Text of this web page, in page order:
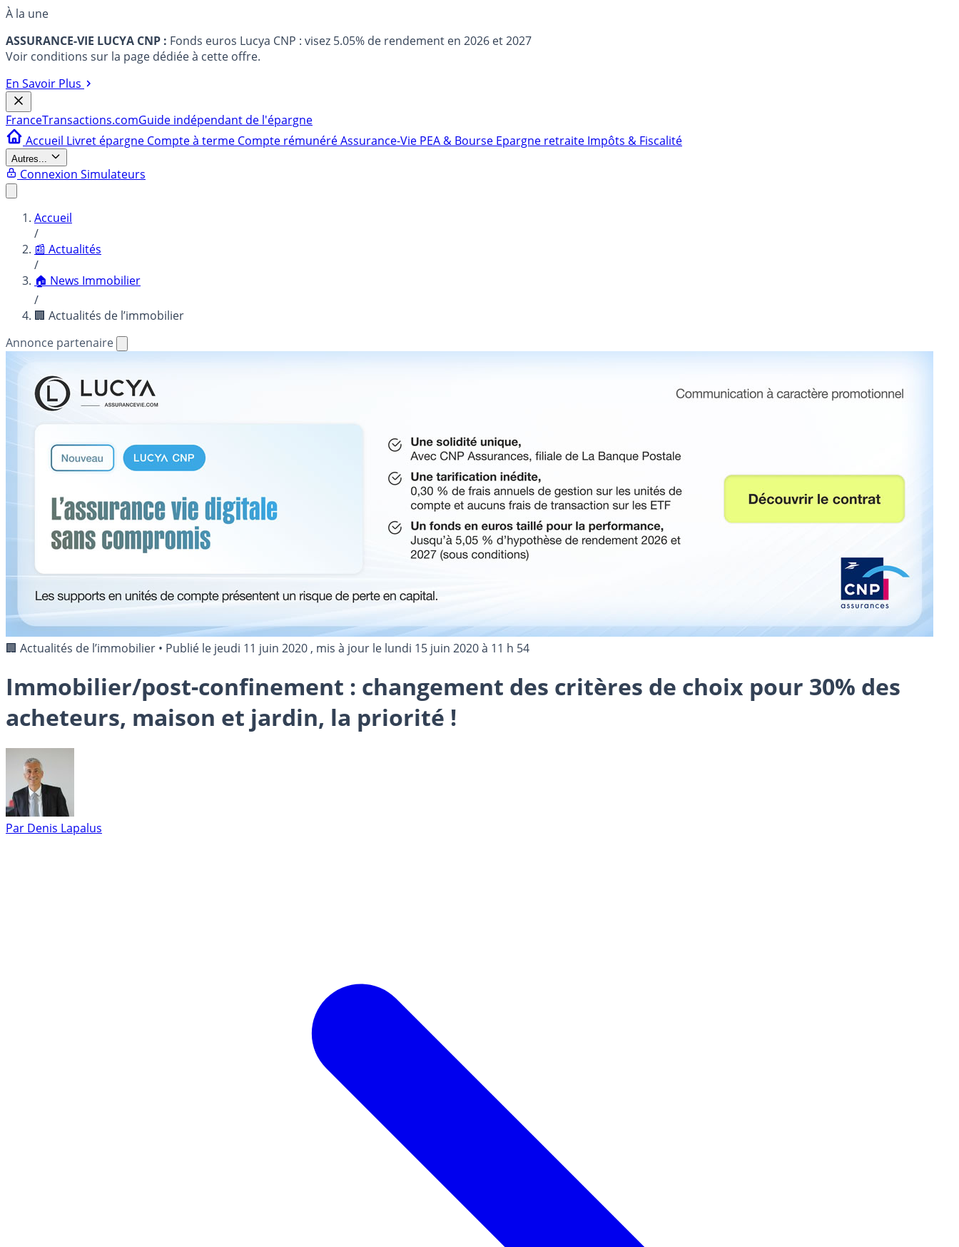
À la une
ASSURANCE-VIE LUCYA CNP : Fonds euros Lucya CNP : visez 5.05% de rendement en 2026 et 2027
Voir conditions sur la page dédiée à cette offre.
En Savoir Plus
FranceTransactions.comGuide indépendant de l'épargne
Accueil Livret épargne Compte à terme Compte rémunéréAssurance-Vie PEA & Bourse Epargne retraite Impôts & Fiscalité
Autres...
Connexion Simulateurs
Accueil
/
📰 Actualités
/
🏠 News Immobilier
/
🏢 Actualités de l’immobilier
Annonce partenaire
🏢 Actualités de l’immobilier • Publié le jeudi 11 juin 2020 , mis à jour le lundi 15 juin 2020 à 11 h 54
Immobilier/post-confinement : changement des critères de choix pour 30% des
acheteurs, maison et jardin, la priorité !
Par Denis Lapalus